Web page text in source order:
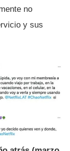
no
y sus